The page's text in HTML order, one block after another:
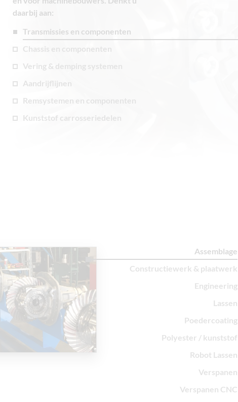
daarbij aan:
Transmissies en componenten
Chassis en componenten
Vering & demping systemen
Aandrijflijnen
Remsystemen en componenten
Kunststof carrosseriedelen
Assemblage
Constructiewerk & plaatwerk
Engineering
Lassen
Poedercoating
Polyester / kunststof
Robot Lassen
Verspanen
Verspanen CNC